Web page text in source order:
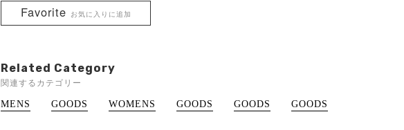
Favorite お気に入りに追加
Related Category
関連するカテゴリー
MENS GOODS WOMENS GOODS GOODS GOODS